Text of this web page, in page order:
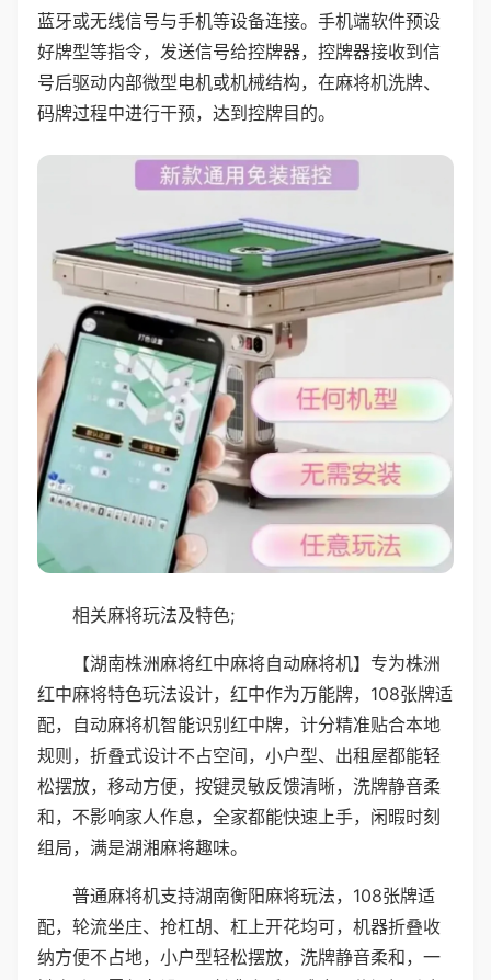
蓝牙或无线信号与手机等设备连接。手机端软件预设
好牌型等指令，发送信号给控牌器，控牌器接收到信
号后驱动内部微型电机或机械结构，在麻将机洗牌、
码牌过程中进行干预，达到控牌目的。
相关麻将玩法及特色;
【湖南株洲麻将红中麻将自动麻将机】专为株洲
红中麻将特色玩法设计，红中作为万能牌，108张牌适
配，自动麻将机智能识别红中牌，计分精准贴合本地
规则，折叠式设计不占空间，小户型、出租屋都能轻
松摆放，移动方便，按键灵敏反馈清晰，洗牌静音柔
和，不影响家人作息，全家都能快速上手，闲暇时刻
组局，满是湖湘麻将趣味。
普通麻将机支持湖南衡阳麻将玩法，108张牌适
配，轮流坐庄、抢杠胡、杠上开花均可，机器折叠收
纳方便不占地，小户型轻松摆放，洗牌静音柔和，一